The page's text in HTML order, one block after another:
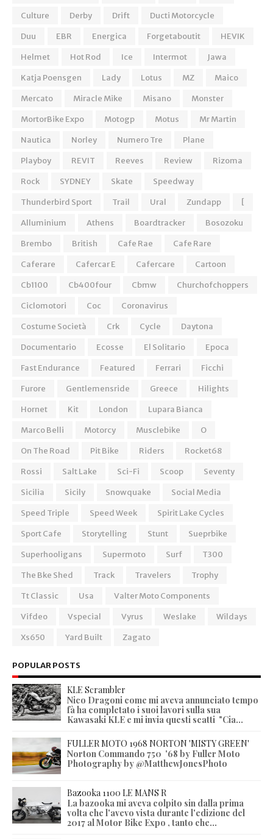
Culture
Derby Drift
Ducti Motorcycle
Duu
EBR Energica Forgetaboutit
HEVIK
Helmet
Hot Rod Ice Intermot
Jawa
Katja Poensgen
Lady Lotus MZ
Maico
Mercato
Miracle Mike Misano
Monster
MortorBike Expo
Motogp Motus
Mr Martin
Nautica
Norley Numero Tre
Plane
Playboy
REVIT Reeves Review
Rizoma
Rock
SYDNEY Skate
Speedway
Thunderbird Sport
Trail Ural Zundapp
[
Alluminium
Athens Boardtracker
Bosozoku
Brembo
British Cafe Rae
Cafe Rare
Caferare
Cafercar E Cafercare
Cartoon
Cb1100
Cb400four Cbmw
Churchofchoppers
Ciclomotori
Coc
Coronavirus
Costume Società
Crk Cycle
Daytona
Documentario
Ecosse El Solitario
Epoca
Fast Endurance
Featured Ferrari
Ficchi
Furore
Gentlemensride Greece
Hilights
Hornet
Kit London
Lupara Bianca
Marco Belli
Motorcy Musclebike
O
On The Road
Pit Bike Riders
Rocket68
Rossi
Salt Lake Sci-Fi Scoop
Seventy
Sicilia
Sicily Snowquake
Social Media
Speed Triple
Speed Week
Spirit Lake Cycles
Sport Cafe
Storytelling Stunt
Sueprbike
Superhooligans
Supermoto Surf
T300
The Bke Shed
Track Travelers
Trophy
Tt Classic
Usa
Valter Moto Components
Vifdeo
Vspecial Vyrus Weslake
Wildays
Xs650
Yard Built Zagato
POPULAR POSTS
KLE Scrambler
Nico Dragoni come mi aveva annunciato tempo
fà ha completato i suoi lavori sulla sua
Kawasaki KLE e mi invia questi scatti "Cia...
FULLER MOTO 1968 NORTON 'MISTY GREEN'
Norton Commando 750 '68 by Fuller Moto
Photography by @MatthewJonesPhoto
Bazooka 1100 LE MANS R
La bazooka mi aveva colpito sin dalla prima
volta che l'avevo vista durante l'edizione del
2017 al Motor Bike Expo , tanto che...